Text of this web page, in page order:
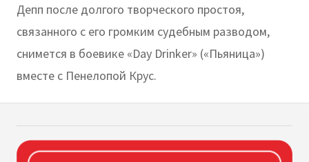
Депп после долгого творческого простоя,
связанного с его громким судебным разводом,
снимется в боевике «Day Drinker» («Пьяница»)
вместе с Пенелопой Крус.